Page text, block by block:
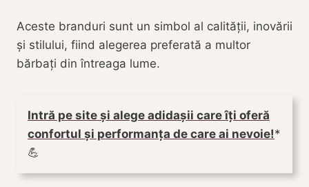
Aceste branduri sunt un simbol al calității, inovării
și stilului, fiind alegerea preferată a multor
bărbați din întreaga lume.
Intră pe site și alege adidașii care îți oferă
confortul și performanța de care ai nevoie!
💪